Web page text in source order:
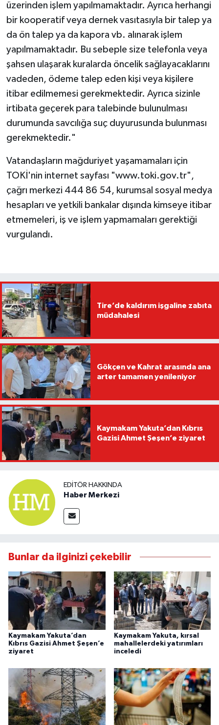
üzerinden işlem yapılmamaktadır. Ayrıca herhangi
bir kooperatif veya dernek vasıtasıyla bir talep ya
da ön talep ya da kapora vb. alınarak işlem
yapılmamaktadır. Bu sebeple size telefonla veya
şahsen ulaşarak kuralarda öncelik sağlayacaklarını
vadeden, ödeme talep eden kişi veya kişilere
itibar edilmemesi gerekmektedir. Ayrıca sizinle
irtibata geçerek para talebinde bulunulması
durumunda savcılığa suç duyurusunda bulunması
gerekmektedir."
Vatandaşların mağduriyet yaşamamaları için
TOKİ'nin internet sayfası "www.toki.gov.tr",
çağrı merkezi 444 86 54, kurumsal sosyal medya
hesapları ve yetkili bankalar dışında kimseye itibar
etmemeleri, iş ve işlem yapmamaları gerektiği
vurgulandı.
Tire’de kaldırım işgaline zabıta
müdahalesi
Gökçen ve Kahrat arasında ana
arter tamamen yenileniyor
Kaymakam Yakuta’dan Kıbrıs
Gazisi Ahmet Şeşen’e ziyaret
EDITÖR HAKKINDA
Haber Merkezi
Bunlar da ilginizi çekebilir
Kaymakam Yakuta’dan
Kıbrıs Gazisi Ahmet Şeşen’e
ziyaret
Kaymakam Yakuta, kırsal
mahallelerdeki yatırımları
inceledi